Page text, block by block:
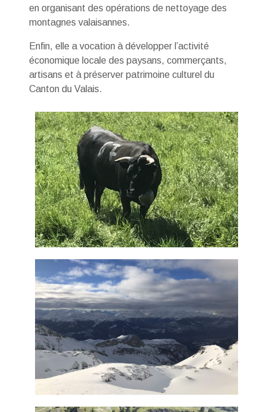
en organisant des opérations de nettoyage des
montagnes valaisannes.
Enfin, elle a vocation à développer l’activité
économique locale des paysans, commerçants,
artisans et à préserver patrimoine culturel du
Canton du Valais.